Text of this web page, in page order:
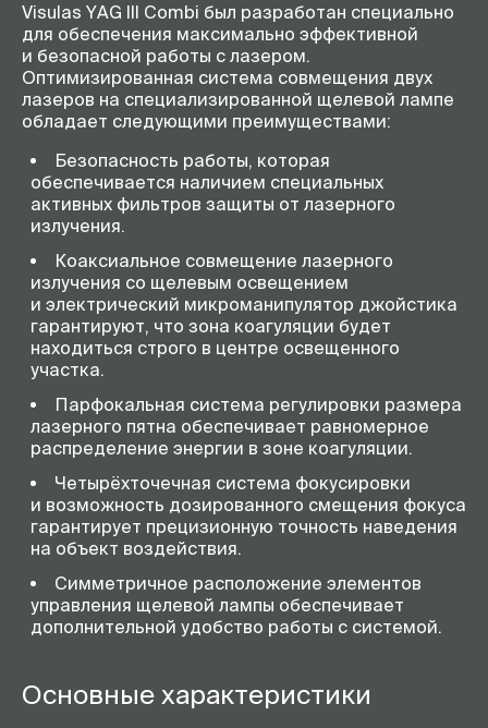
краткосрочный максимум (<
1сек) — 2,2, А
Габариты (ВхШхГ)
135×210×330 мм
Освещение
12 В, 30 Вт, галогеновая лампа,
регулируемая
Увеличение
5, 8, 12, 20, 32, система Галилея
с окулярами 10 х и тубусом f =
140 мм
Тубус
расстояния 55–78 мм
Окуляры
10×, компенсация аметропии ±8
Д
Диапазон размеров щели
По ширине 0–14 мм, плавная
ступенчато 1, 3, 5, 9, 14 мм
Габариты (ВxШxГ)
623×210×330 мм
Visulas YAG III Combi был разработан специально
для обеспечения максимально эффективной
и безопасной работы с лазером.
Оптимизированная система совмещения двух
лазеров на специализированной щелевой лампе
обладает следующими преимуществами:
Безопасность работы, которая
обеспечивается наличием специальных
активных фильтров защиты от лазерного
излучения.
Коаксиальное совмещение лазерного
излучения со щелевым освещением
и электрический микроманипулятор джойстика
гарантируют, что зона коагуляции будет
находиться строго в центре освещенного
участка.
Парфокальная система регулировки размера
лазерного пятна обеспечивает равномерное
распределение энергии в зоне коагуляции.
Четырёхточечная система фокусировки
и возможность дозированного смещения фокуса
гарантирует прецизионную точность наведения
на объект воздействия.
Симметричное расположение элементов
управления щелевой лампы обеспечивает
дополнительной удобство работы с системой.
Основные характеристики